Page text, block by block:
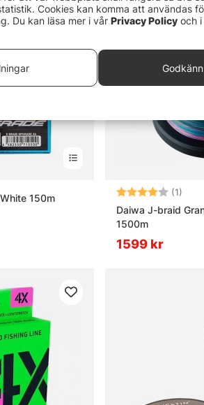
150m
Betyg: (1)
Daiwa J-braid
1500m
1599 kr
Cookies kan komma att användas
Du kan läsa mer i vår Privacy Policy och